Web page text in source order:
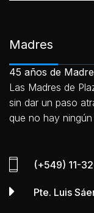
Madres
45 años de
Las Madres de
sin dar un paso
que no hay ningún
(+549) 11-
Pte. Luis